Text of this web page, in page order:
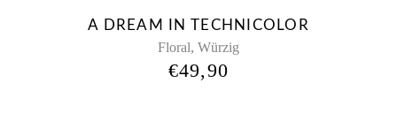
A DREAM IN TECHNICOLOR
Floral, Würzig
€49,90